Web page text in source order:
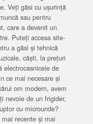
Veți găsi cu ușurință
sau pentru
care a devenit un
Puteți accesa site-
a găsi și tehnică
căști, la prețuri
electrocasnicele de
ce mai necesare și
om modern, avem
nevoie de un frigider,
cu microunde?
recente și mai